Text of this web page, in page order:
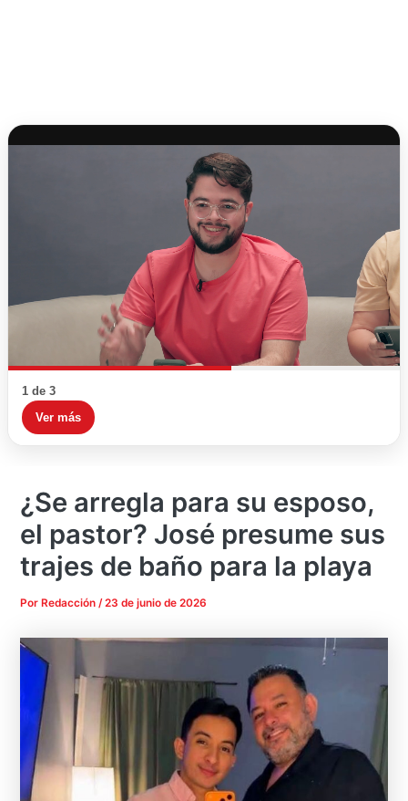
1 de 3
Ver más
¿Se arregla para su esposo,
el pastor? José presume sus
trajes de baño para la playa
Por Redacción/23 de junio de 2026